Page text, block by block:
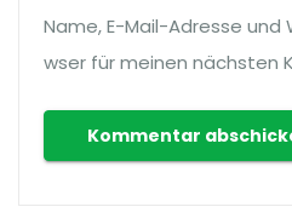
Name, E-Mail-Adresse und
wser für meinen nächsten